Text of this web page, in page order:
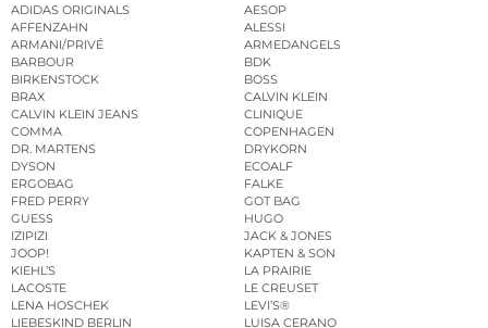
ADIDAS ORIGINALS
AESOP
AFFENZAHN
ALESSI
ARMANI/PRIVÉ
ARMEDANGELS
BARBOUR
BDK
BIRKENSTOCK
BOSS
BRAX
CALVIN KLEIN
CALVIN KLEIN JEANS
CLINIQUE
COMMA
COPENHAGEN
DR. MARTENS
DRYKORN
DYSON
ECOALF
ERGOBAG
FALKE
FRED PERRY
GOT BAG
GUESS
HUGO
IZIPIZI
JACK & JONES
JOOP!
KAPTEN & SON
KIEHL’S
LA PRAIRIE
LACOSTE
LE CREUSET
LENA HOSCHEK
LEVI’S®
LIEBESKIND BERLIN
LUISA CERANO